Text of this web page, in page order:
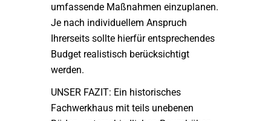
umfassende Maßnahmen einzuplanen.
Je nach individuellem Anspruch
Ihrerseits sollte hierfür entsprechendes
Budget realistisch berücksichtigt
werden.
UNSER FAZIT: Ein historisches
Fachwerkhaus mit teils unebenen